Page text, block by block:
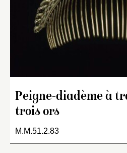
Peigne-diadème à
trois ors
M.M.51.2.83